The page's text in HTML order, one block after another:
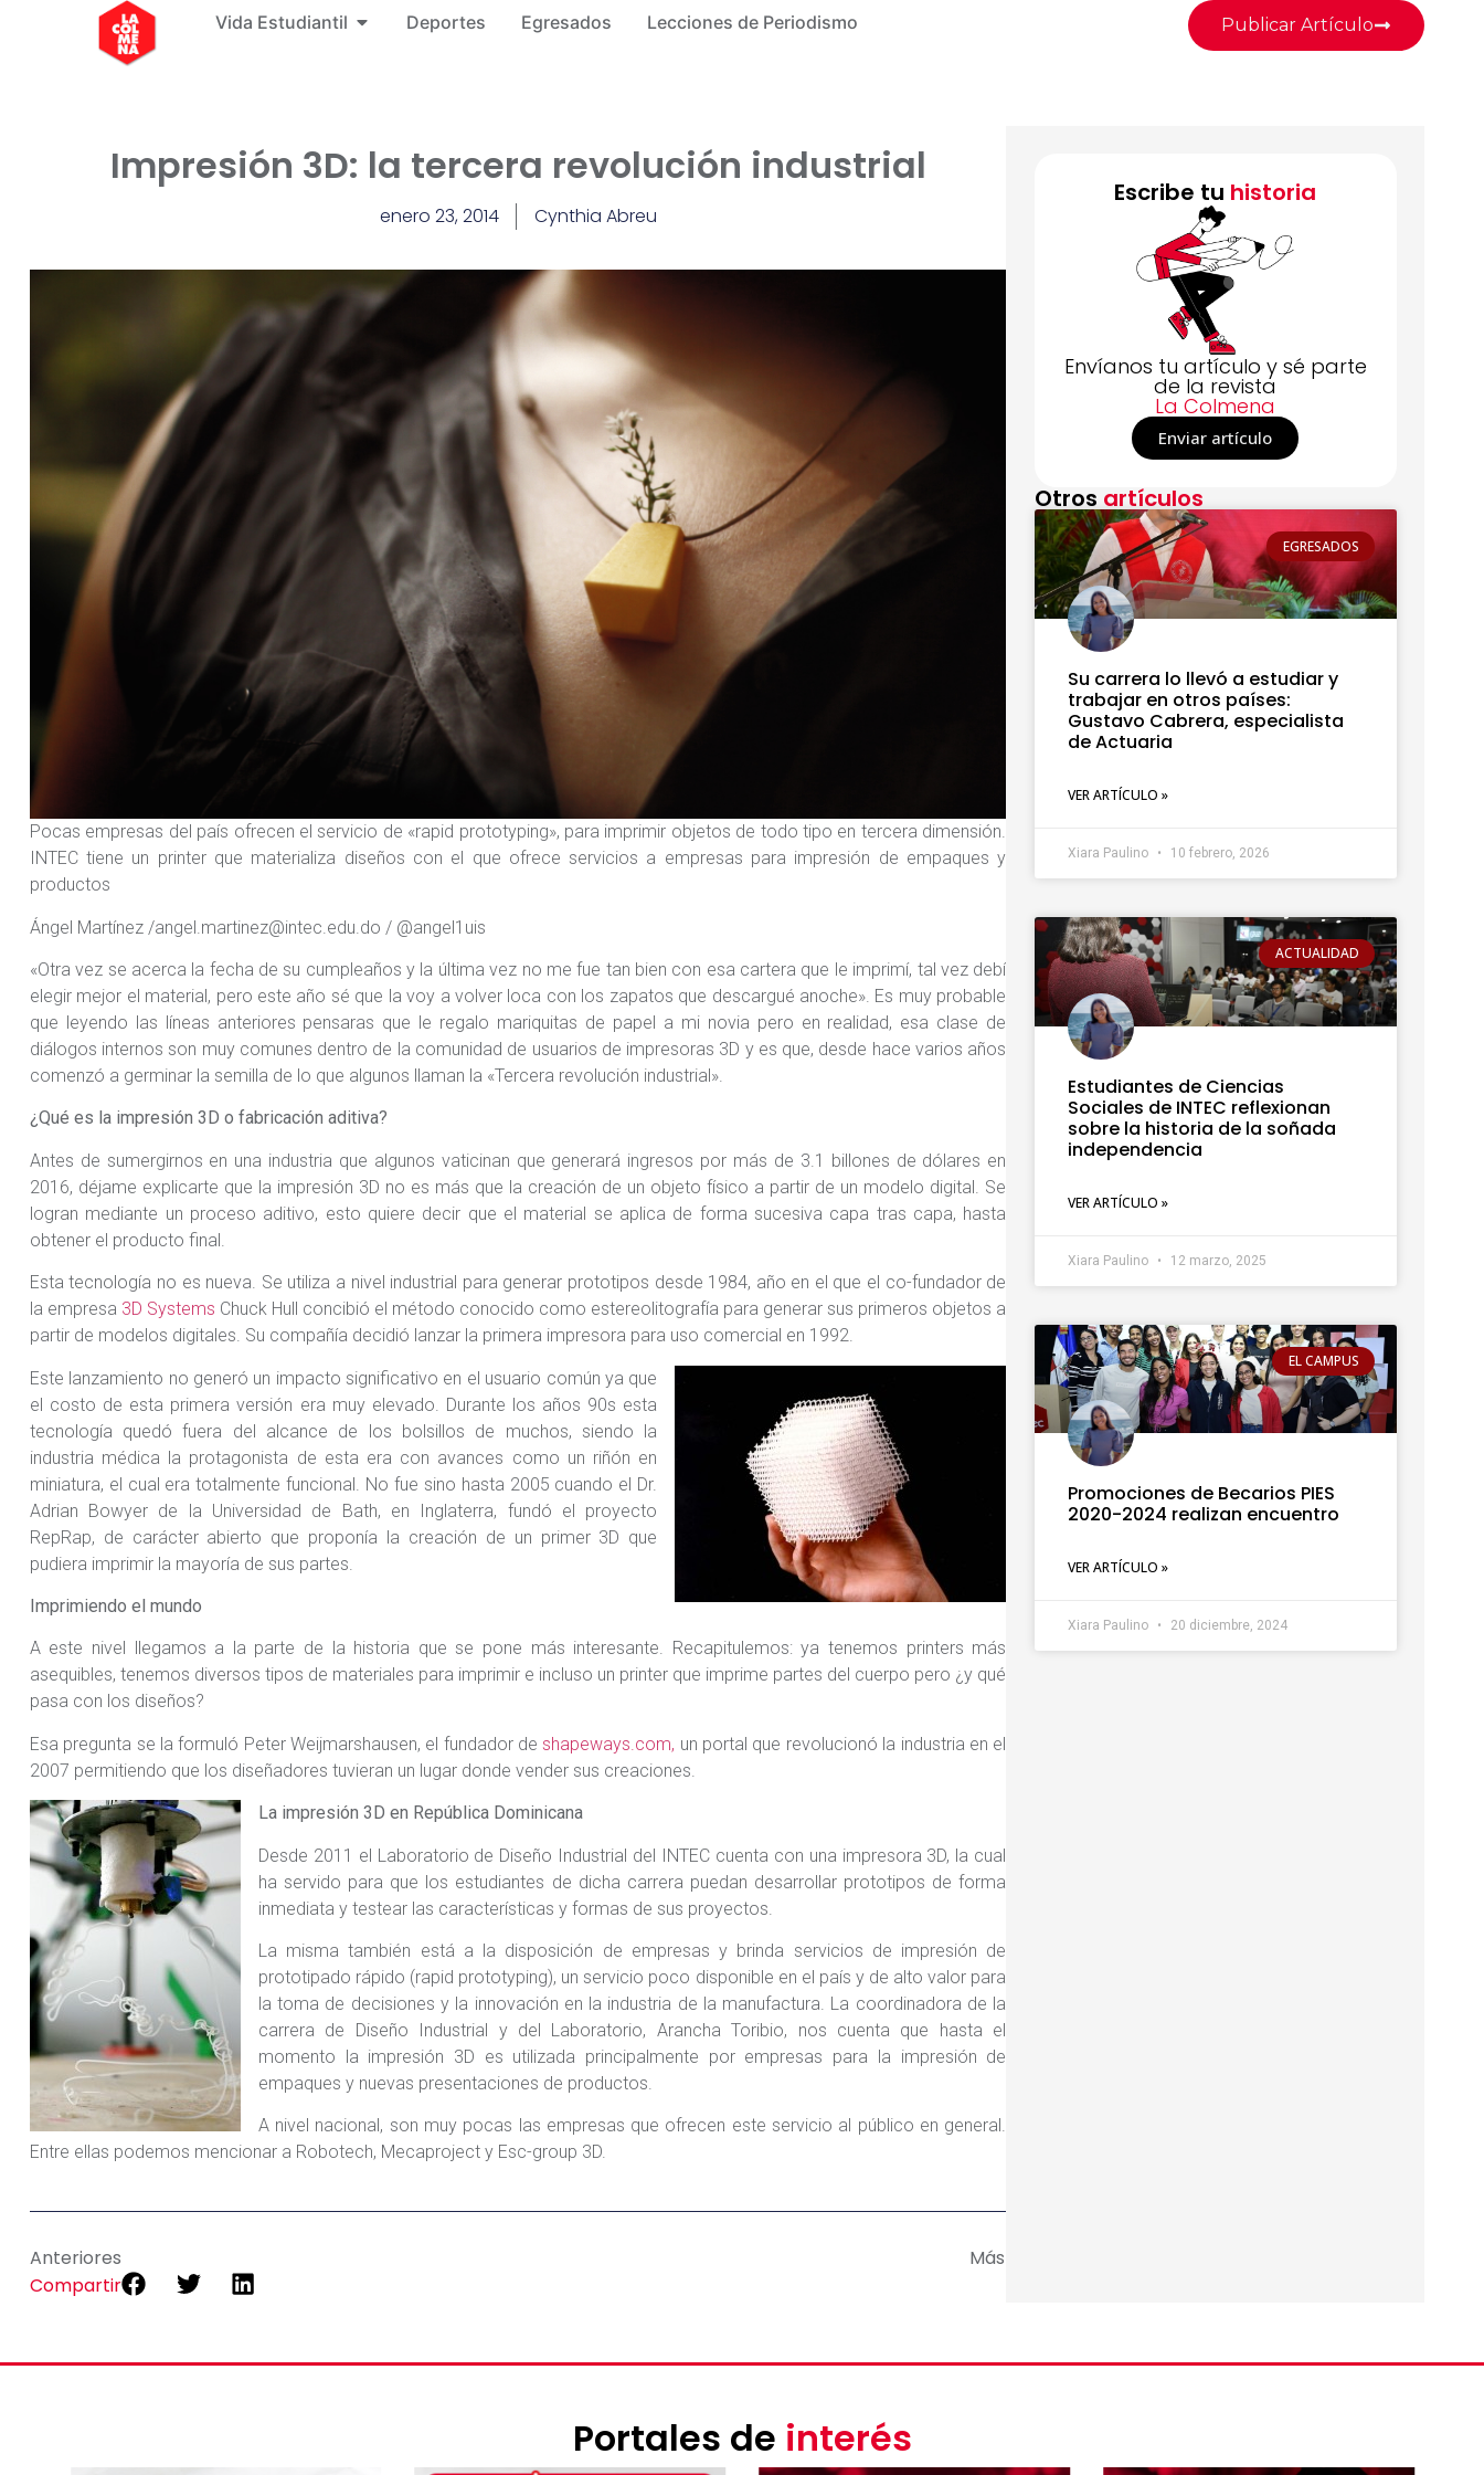
Vida Estudiantil Deportes Egresados Lecciones de Periodismo Publicar Artículo
Impresión 3D: la tercera revolución industrial
enero 23, 2014 Cynthia Abreu
Pocas empresas del país ofrecen el servicio de «rapid prototyping», para imprimir objetos de todo tipo en tercera dimensión.
INTEC tiene un printer que materializa diseños con el que ofrece servicios a empresas para impresión de empaques y
productos
Ángel Martínez /angel.martinez@intec.edu.do / @angel1uis
«Otra vez se acerca la fecha de su cumpleaños y la última vez no me fue tan bien con esa cartera que le imprimí, tal vez debí
elegir mejor el material, pero este año sé que la voy a volver loca con los zapatos que descargué anoche». Es muy probable
que leyendo las líneas anteriores pensaras que le regalo mariquitas de papel a mi novia pero en realidad, esa clase de
diálogos internos son muy comunes dentro de la comunidad de usuarios de impresoras 3D y es que, desde hace varios años
comenzó a germinar la semilla de lo que algunos llaman la «Tercera revolución industrial».
¿Qué es la impresión 3D o fabricación aditiva?
Antes de sumergirnos en una industria que algunos vaticinan que generará ingresos por más de 3.1 billones de dólares en
2016, déjame explicarte que la impresión 3D no es más que la creación de un objeto físico a partir de un modelo digital. Se
logran mediante un proceso aditivo, esto quiere decir que el material se aplica de forma sucesiva capa tras capa, hasta
obtener el producto final.
Esta tecnología no es nueva. Se utiliza a nivel industrial para generar prototipos desde 1984, año en el que el co-fundador de
la empresa 3D Systems Chuck Hull concibió el método conocido como estereolitografía para generar sus primeros objetos a
partir de modelos digitales. Su compañía decidió lanzar la primera impresora para uso comercial en 1992.
Este lanzamiento no generó un impacto significativo en el usuario común ya que
el costo de esta primera versión era muy elevado. Durante los años 90s esta
tecnología quedó fuera del alcance de los bolsillos de muchos, siendo la
industria médica la protagonista de esta era con avances como un riñón en
miniatura, el cual era totalmente funcional. No fue sino hasta 2005 cuando el Dr.
Adrian Bowyer de la Universidad de Bath, en Inglaterra, fundó el proyecto
RepRap, de carácter abierto que proponía la creación de un primer 3D que
pudiera imprimir la mayoría de sus partes.
Imprimiendo el mundo
A este nivel llegamos a la parte de la historia que se pone más interesante. Recapitulemos: ya tenemos printers más
asequibles, tenemos diversos tipos de materiales para imprimir e incluso un printer que imprime partes del cuerpo pero ¿y qué
pasa con los diseños?
Esa pregunta se la formuló Peter Weijmarshausen, el fundador de shapeways.com, un portal que revolucionó la industria en el
2007 permitiendo que los diseñadores tuvieran un lugar donde vender sus creaciones.
La impresión 3D en República Dominicana
Desde 2011 el Laboratorio de Diseño Industrial del INTEC cuenta con una impresora 3D, la cual
ha servido para que los estudiantes de dicha carrera puedan desarrollar prototipos de forma
inmediata y testear las características y formas de sus proyectos.
La misma también está a la disposición de empresas y brinda servicios de impresión de
prototipado rápido (rapid prototyping), un servicio poco disponible en el país y de alto valor para
la toma de decisiones y la innovación en la industria de la manufactura. La coordinadora de la
carrera de Diseño Industrial y del Laboratorio, Arancha Toribio, nos cuenta que hasta el
momento la impresión 3D es utilizada principalmente por empresas para la impresión de
empaques y nuevas presentaciones de productos.
A nivel nacional, son muy pocas las empresas que ofrecen este servicio al público en general.
Entre ellas podemos mencionar a Robotech, Mecaproject y Esc-group 3D.
Anteriores
Más
Compartir
Escribe tu historia
Envíanos tu artículo y sé parte
de la revista
La Colmena
Enviar artículo
Otros artículos
EGRESADOS
Su carrera lo llevó a estudiar y
trabajar en otros países:
Gustavo Cabrera, especialista
de Actuaria
VER ARTÍCULO »
Xiara Paulino 10 febrero, 2026
ACTUALIDAD
Estudiantes de Ciencias
Sociales de INTEC reflexionan
sobre la historia de la soñada
independencia
VER ARTÍCULO »
Xiara Paulino 12 marzo, 2025
EL CAMPUS
Promociones de Becarios PIES
2020-2024 realizan encuentro
VER ARTÍCULO »
Xiara Paulino 20 diciembre, 2024
Portales de interés